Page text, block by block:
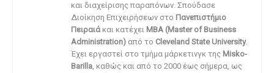
και διαχείρισης παραπόνων. Σπούδασε
Διοίκηση Επιχειρήσεων στο Πανεπιστήμιο
Πειραιάκαι κατέχει MBA (Master of Business
Administration) από το Cleveland State University.
Έχει εργαστεί στο τμήμα μάρκετινγκ της Misko-
Barilla, καθώς και από το 2000 έως σήμερα, ως